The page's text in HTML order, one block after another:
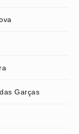
Garças